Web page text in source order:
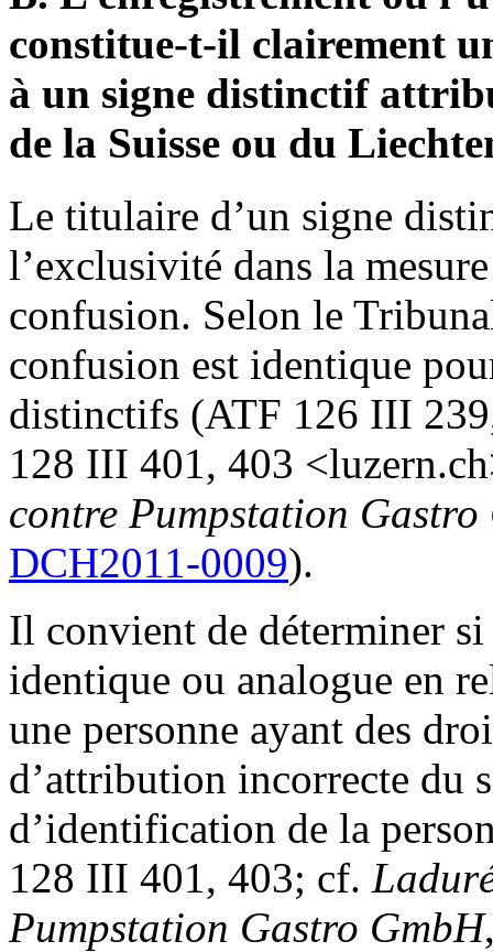
constitue-t-il clairement
à un signe distinctif
de la Suisse ou du
Le titulaire d’un signe
l’exclusivité dans la
confusion. Selon le
confusion est identique
distinctifs (ATF 126 III
128 III 401, 403
contre Pumpstation Gastro
DCH2011-0009).
Il convient de déterminer
identique ou analogue en
une personne ayant des
d’attribution incorrecte du
d’identification de la
128 III 401, 403; cf.
Pumpstation Gastro GmbH